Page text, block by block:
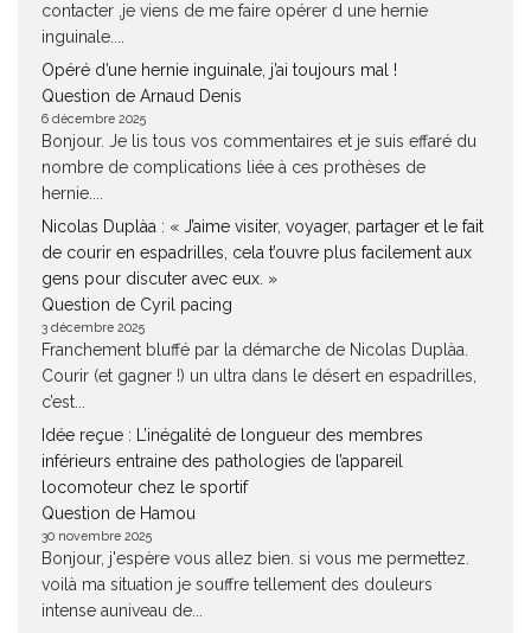
contacter ,je viens de me faire opérer d une hernie
inguinale....
Opéré d’une hernie inguinale, j’ai toujours mal !
Question de Arnaud Denis
6 décembre 2025
Bonjour. Je lis tous vos commentaires et je suis effaré du
nombre de complications liée à ces prothèses de
hernie....
Nicolas Duplàa : « J’aime visiter, voyager, partager et le fait
de courir en espadrilles, cela t’ouvre plus facilement aux
gens pour discuter avec eux. »
Question de Cyril pacing
3 décembre 2025
Franchement bluffé par la démarche de Nicolas Duplàa.
Courir (et gagner !) un ultra dans le désert en espadrilles,
c’est...
Idée reçue : L’inégalité de longueur des membres
inférieurs entraine des pathologies de l’appareil
locomoteur chez le sportif
Question de Hamou
30 novembre 2025
Bonjour, j'espère vous allez bien. si vous me permettez.
voilà ma situation je souffre tellement des douleurs
intense auniveau de...